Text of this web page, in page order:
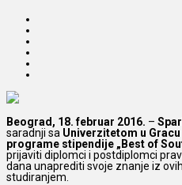
Beograd, 18. februar 2016. –
saradnji sa Univerzitetom u Gracu
programe stipendije „Best of
prijaviti diplomci i postdiplomci
dana unaprediti svoje znanje iz
studiranjem.